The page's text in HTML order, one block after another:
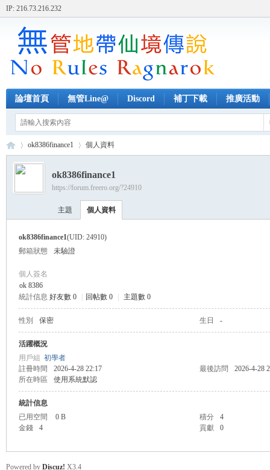
IP: 216.73.216.232
論壇首頁 無管Line@ Discord 補丁下載 推廣活動
›
ok8386finance1 個人資料
ok8386finance1
https://forum.freero.org/?24910
主題 個人資料
ok8386finance1(UID: 24910)
郵箱狀態
未驗證
個人簽名
ok 8386
統計信息 好友數 0 回帖數 0 主題數 0
性別 保密 生日 -
活躍概況
用戶組 初學者
註冊時間
2026-4-28 22:17 最後訪問
2026-4-28
所在時區
使用系統默認
統計信息
已用空間
0 B 積分
4
金錢
4 貢獻 0
Powered by Discuz! X3.4